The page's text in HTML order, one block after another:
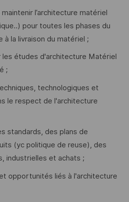
l’architecture matériel
pour toutes les phases du
à la livraison du matériel ;
les études d'architecture Matériel
;
technologiques et
le respect de l'architecture
standards, des plans de
(yc politique de reuse), des
industrielles et achats ;
opportunités liés à l'architecture